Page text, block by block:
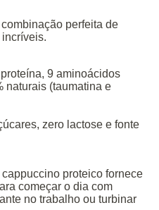
perfeita de
9 aminoácidos
naturais (taumatina e
zero lactose e fonte
proteico fornece
começar o dia com
no trabalho ou turbinar